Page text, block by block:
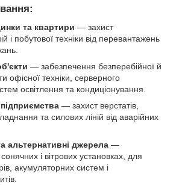
та квартири — захист
і побутової техніки від перевантажень
— забезпечення безперебійної й
офісної техніки, серверного
освітлення та кондиціонування.
— захист верстатів,
та силових ліній від аварійних
альтернативні джерела —
і вітрових установках, для
акумуляторних систем і